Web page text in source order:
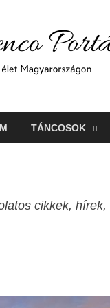
TÁNCOSOK
cikkek,